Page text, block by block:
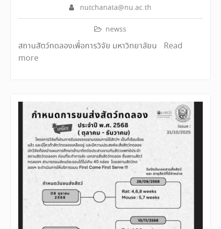
nutchanata@nu.ac.th
newss
สถานสัตว์ทดลองเพื่อการวิจัย มหาวิทยาลัยน
Read
more